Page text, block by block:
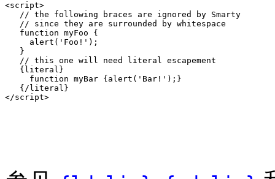
<script>
   // the following braces are ignored by Smarty
   // since they are surrounded by whitespace
   function myFoo {
     alert('Foo!');
   }
   // this one will need literal escapement
   {literal}
     function myBar {alert('Bar!');}
   {/literal}
</script>